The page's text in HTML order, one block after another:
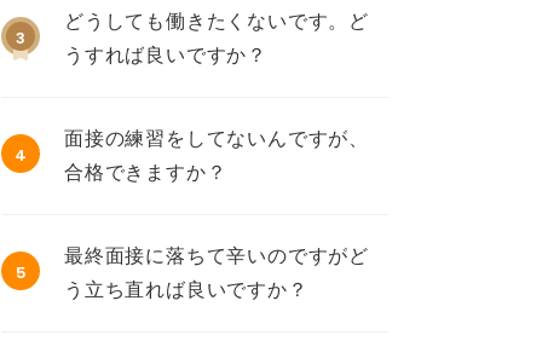
3
どうしても働きたくないです。ど
うすれば良いですか？
4
面接の練習をしてないんですが、
合格できますか？
5
最終面接に落ちて辛いのですがど
う立ち直れば良いですか？